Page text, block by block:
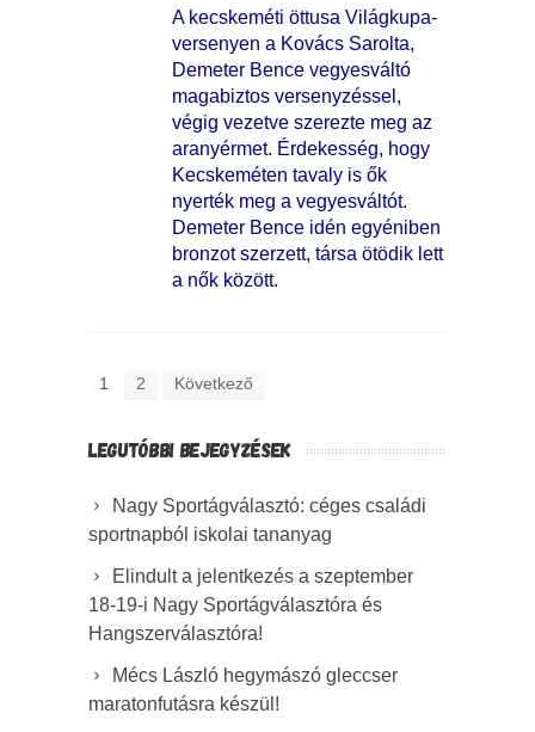
A kecskeméti öttusa Világkupa-
versenyen a Kovács Sarolta,
Demeter Bence vegyesváltó
magabiztos versenyzéssel,
végig vezetve szerezte meg az
aranyérmet. Érdekesség, hogy
Kecskeméten tavaly is ők
nyerték meg a vegyesváltót.
Demeter Bence idén egyéniben
bronzot szerzett, társa ötödik lett
a nők között.
1 2 Következő
LEGUTÓBBI BEJEGYZÉSEK
Nagy Sportágválasztó: céges családi
sportnapból iskolai tananyag
Elindult a jelentkezés a szeptember
18-19-i Nagy Sportágválasztóra és
Hangszerválasztóra!
Mécs László hegymászó gleccser
maratonfutásra készül!